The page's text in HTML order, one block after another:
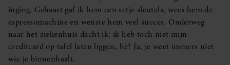
inging. Gehaast gaf ik hem een setje sleutels, wees hem de
espressomachine en wenste hem veel succes. Onderweg
naar het ziekenhuis dacht ik: ik heb toch niet mijn
creditcard op tafel laten liggen, hè? Ja, je weet immers niet
wie je binnenhaalt.